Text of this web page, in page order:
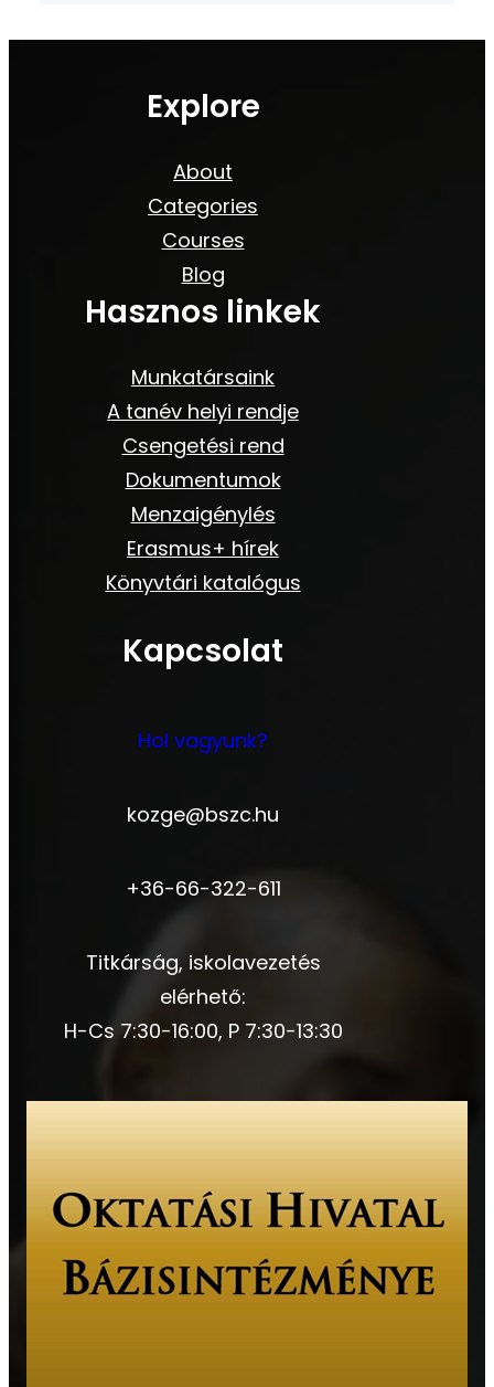
Explore
About
Categories
Courses
Blog
Hasznos linkek
Munkatársaink
A tanév helyi rendje
Csengetési rend
Dokumentumok
Menzaigénylés
Erasmus+ hírek
Könyvtári katalógus
Kapcsolat
Hol vagyunk?
kozge@bszc.hu
+36-66-322-611
Titkárság, iskolavezetés
elérhető:
H-Cs 7:30-16:00, P 7:30-13:30